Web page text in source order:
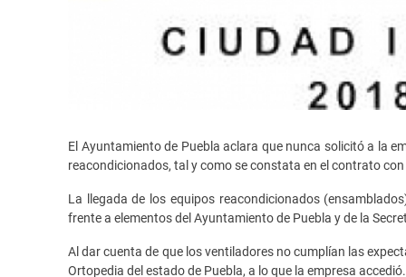
El Ayuntamiento de Puebla aclara que nunca solicitó a la
reacondicionados, tal y como se constata en el contrato
La llegada de los equipos reacondicionados
frente a elementos del Ayuntamiento de Puebla y de la
Al dar cuenta de que los ventiladores no cumplían las
Ortopedia del estado de Puebla, a lo que la empresa accedió.